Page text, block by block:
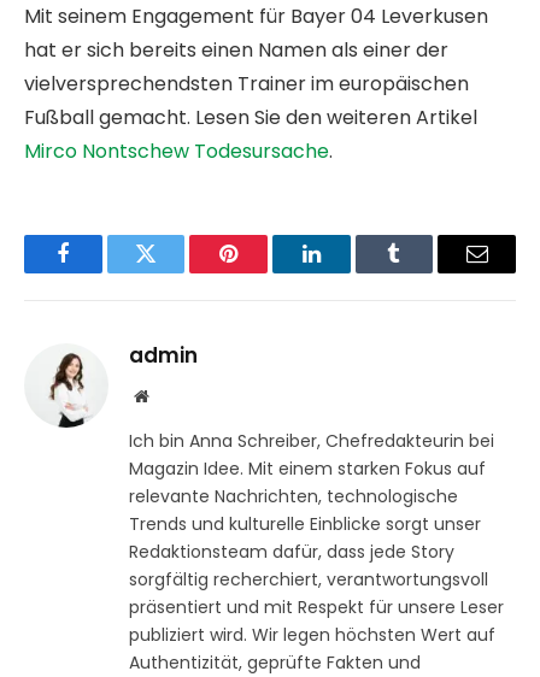
Mit seinem Engagement für Bayer 04 Leverkusen
hat er sich bereits einen Namen als einer der
vielversprechendsten Trainer im europäischen
Fußball gemacht. Lesen Sie den weiteren Artikel
Mirco Nontschew Todesursache.
FacebookTwitter Pinterest LinkedInTumblr Email
admin
Website
Ich bin Anna Schreiber, Chefredakteurin bei
Magazin Idee. Mit einem starken Fokus auf
relevante Nachrichten, technologische
Trends und kulturelle Einblicke sorgt unser
Redaktionsteam dafür, dass jede Story
sorgfältig recherchiert, verantwortungsvoll
präsentiert und mit Respekt für unsere Leser
publiziert wird. Wir legen höchsten Wert auf
Authentizität, geprüfte Fakten und